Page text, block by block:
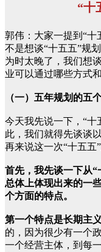
“十
郭伟：大家一提到“十
不是想谈“十五五”规
为时太晚了，我们想
业可以通过哪些方式
（一）五年规划的五
今天我先说一下，“十
此，我们就得先谈谈
再来说这一次“十五五
首先，我先谈一下从“
总体上体现出来的一
个方面的特点。
第一个特点是长期主义
的，因为很少有一个
一个经营主体，到每